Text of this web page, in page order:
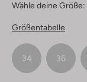
Wähle deine Größe:
Größentabelle
34 36